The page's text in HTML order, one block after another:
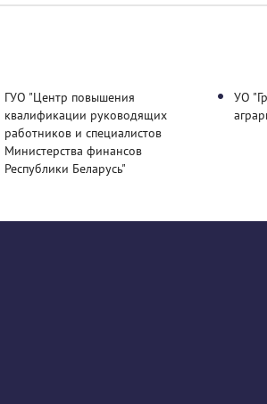
ГУО "Центр повышения
квалификации руководящих
работников и специалистов
Министерства финансов
Республики Беларусь"
УО